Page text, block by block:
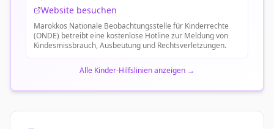
Website besuchen
Marokkos Nationale Beobachtungsstelle für Kinderrechte
(ONDE) betreibt eine kostenlose Hotline zur Meldung von
Kindesmissbrauch, Ausbeutung und Rechtsverletzungen.
Alle Kinder-Hilfslinien anzeigen →